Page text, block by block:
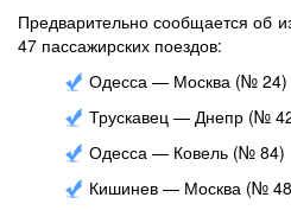
Предварительно сообщается об
47 пассажирских поездов:
Одесса — Москва (№ 24)
Трускавец — Днепр (№
Одесса — Ковель (№ 84)
Кишинев — Москва (№